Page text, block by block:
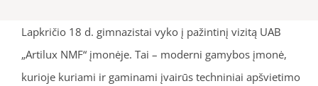
Lapkričio 18 d. gimnazistai vyko į pažintinį vizitą UAB
„Artilux NMF“ įmonėje. Tai – moderni gamybos įmonė,
kurioje kuriami ir gaminami įvairūs techniniai apšvietimo